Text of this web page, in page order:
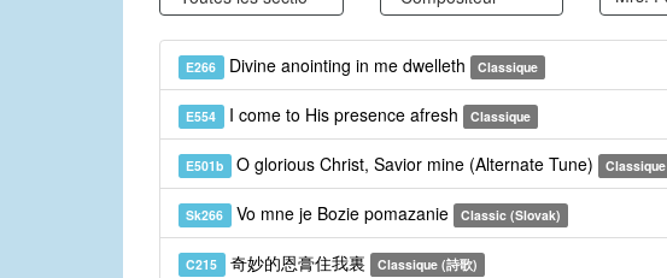
E266 Divine anointing in me dwelleth Classique
E554 I come to His presence afresh Classique
E501b O glorious Christ, Savior mine (Alternate Tune) Classique
Sk266 Vo mne je Bozie pomazanie Classic (Slovak)
C215 奇妙的恩膏住我裏 Classique (詩歌)